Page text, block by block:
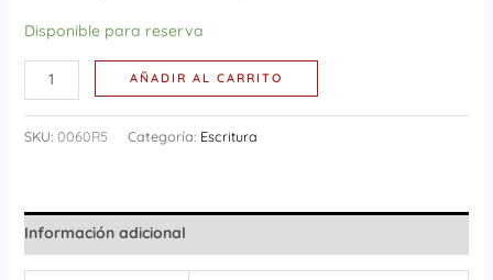
Disponible para reserva
AÑADIR AL CARRITO
SKU: 0060R5 Categoría: Escritura
Información adicional